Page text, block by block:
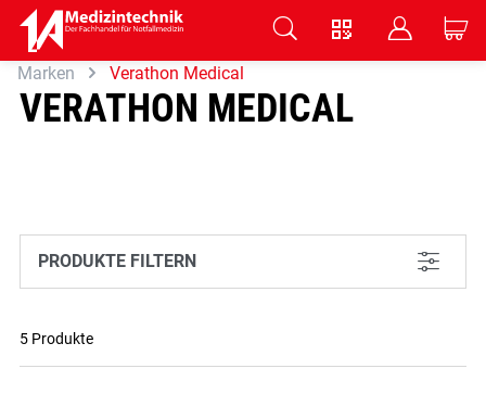
Zum Hauptinhalt springen
V B C
Marken Verathon Medical
VERATHON MEDICAL
PRODUKTE FILTERN L
5 Produkte